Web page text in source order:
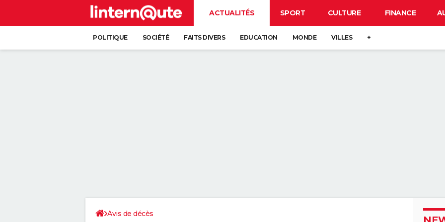
ACTUALITÉS SPORT CULTURE FINANCE
POLITIQUE SOCIÉTÉ FAITS DIVERS EDUCATION MONDE VILLES +
Avis de décès